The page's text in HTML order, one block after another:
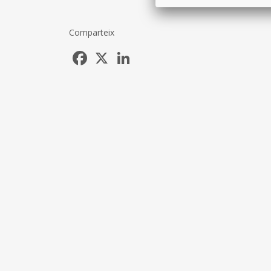
Comparteix
Facebook